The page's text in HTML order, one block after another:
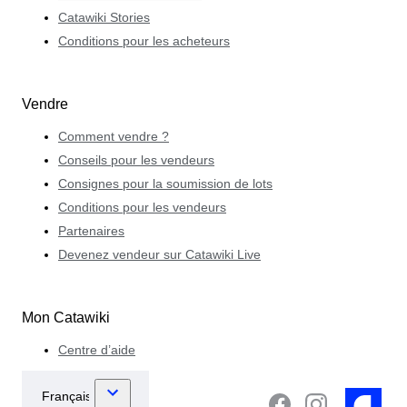
Catawiki Stories
Conditions pour les acheteurs
Vendre
Comment vendre ?
Conseils pour les vendeurs
Consignes pour la soumission de lots
Conditions pour les vendeurs
Partenaires
Devenez vendeur sur Catawiki Live
Mon Catawiki
Centre d’aide